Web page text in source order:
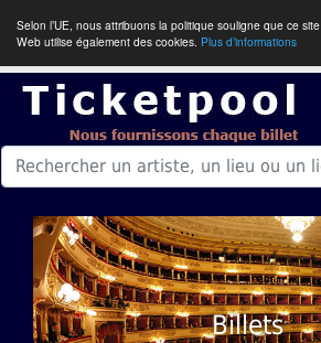
Selon l’UE, nous attribuons la politique souligne que ce site
Web utilise également des cookies. Plus d’informations
Billets